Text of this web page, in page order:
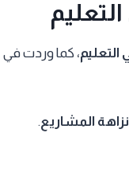
التعليم، كما وردت في
نزاهة المشاريع.